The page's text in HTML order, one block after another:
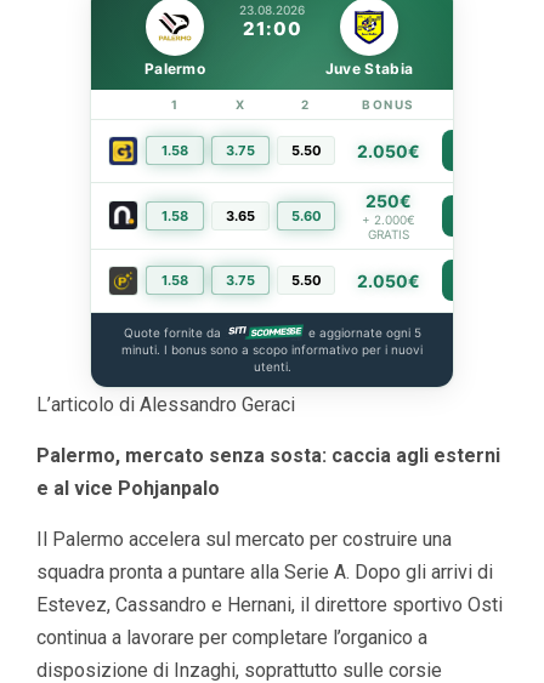
23.08.2026
21:00
Palermo Juve Stabia
1 X 2 BONUS
1.58 3.75 5.50 2.050€
1.58 3.65 5.60
250€
+ 2.000€
GRATIS
1.58 3.75 5.50 2.050€
Quote fornite da
e aggiornate ogni 5
minuti. I bonus sono a scopo informativo per i nuovi
utenti.
L’articolo di Alessandro Geraci
Palermo, mercato senza sosta: caccia agli esterni
e al vice Pohjanpalo
Il Palermo accelera sul mercato per costruire una
squadra pronta a puntare alla Serie A. Dopo gli arrivi di
Estevez, Cassandro e Hernani, il direttore sportivo Osti
continua a lavorare per completare l’organico a
disposizione di Inzaghi, soprattutto sulle corsie